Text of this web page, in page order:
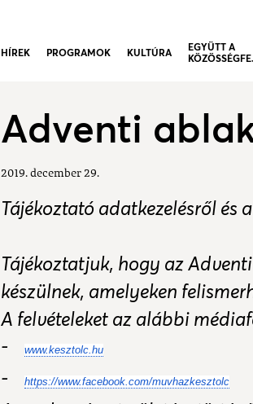
HÍREK PROGRAMOK KULTÚRA
EGYÜTT A
Adventi
2019. december 29.
Tájékoztató adatkezelésről és
Tájékoztatjuk, hogy az
készülnek, amelyeken
A felvételeket az alábbi
-
www.kesztolc.hu
- https://www.facebook.com/muvhazkesztolc